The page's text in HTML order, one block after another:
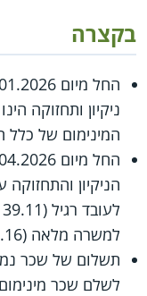
בקצרה
המינימום של כלל
למשרה מלאה (39.16 ₪ לשעה) לעובד שהינו אחראי.
תשלום של שכר
לשלם שכר